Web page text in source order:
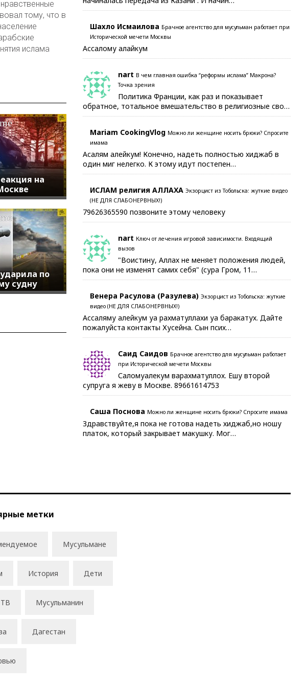
тому, что в
ислама
на
по
судну
Шахло Исмаилова Брачное агентство для мусульман работает при
Исторической мечети Москвы
Ассалому алайкум
nart В чем главная ошибка “реформы ислама” Макрона?
Точка зрения
Политика Франции, как раз и показывает
обратное, тотальное вмешательство в религиозные сво…
Mariam CookingVlog Можно ли женщине носить брюки? Спросите
имама
Асалям алейкум! Конечно, надеть полностью хиджаб в
один миг нелегко. К этому идут постепен…
ИСЛАМ религия АЛЛАХА Экзорцист из Тобольска: жуткие видео
(НЕ ДЛЯ СЛАБОНЕРВНЫХ!)
79626365590 позвоните этому человеку
nart Ключ от лечения игровой зависимости. Входящий
вызов
"Воистину, Аллах не меняет положения людей,
пока они не изменят самих себя" (сура Гром, 11…
Венера Расулова (Разулева) Экзорцист из Тобольска: жуткие
видео (НЕ ДЛЯ СЛАБОНЕРВНЫХ!)
Ассаляму алейкум уа рахматуллахи уа баракатух. Дайте
пожалуйста контакты Хусейна. Сын псих…
Саид Саидов Брачное агентство для мусульман работает
при Исторической мечети Москвы
Саломуалекум варахматуллох. Ешу второй
супруга я жеву в Москве. 89661614753
Саша Поснова Можно ли женщине носить брюки? Спросите имама
Здравствуйте,я пока не готова надеть хиджаб,но ношу
платок, который закрывает макушку. Мог…
метки
Мусульмане
История Дети
Мусульманин
Дагестан